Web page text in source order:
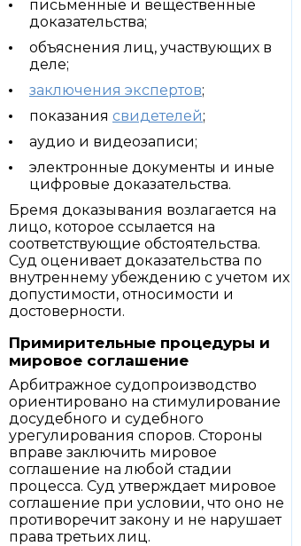
письменные и вещественные
доказательства;
объяснения лиц, участвующих в
деле;
заключения экспертов;
показания свидетелей;
аудио и видеозаписи;
электронные документы и иные
цифровые доказательства.
Бремя доказывания возлагается на
лицо, которое ссылается на
соответствующие обстоятельства.
Суд оценивает доказательства по
внутреннему убеждению с учетом их
допустимости, относимости и
достоверности.
Примирительные процедуры и
мировое соглашение
Арбитражное судопроизводство
ориентировано на стимулирование
досудебного и судебного
урегулирования споров. Стороны
вправе заключить мировое
соглашение на любой стадии
процесса. Суд утверждает мировое
соглашение при условии, что оно не
противоречит закону и не нарушает
права третьих лиц.